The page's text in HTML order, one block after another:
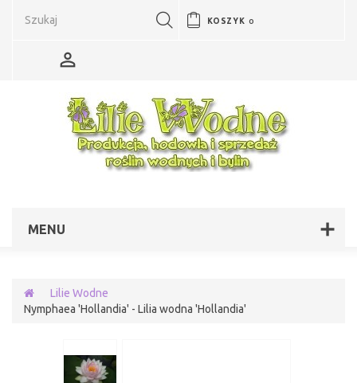
KOSZYK 0
MENU
Lilie Wodne
Nymphaea 'Hollandia' - Lilia wodna 'Hollandia'